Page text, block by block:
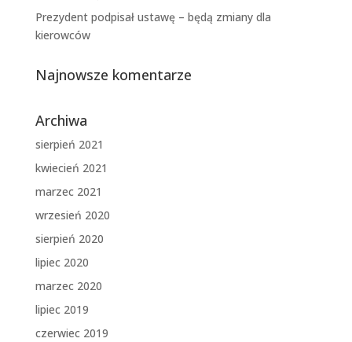
Prezydent podpisał ustawę – będą zmiany dla
kierowców
Najnowsze komentarze
Archiwa
sierpień 2021
kwiecień 2021
marzec 2021
wrzesień 2020
sierpień 2020
lipiec 2020
marzec 2020
lipiec 2019
czerwiec 2019